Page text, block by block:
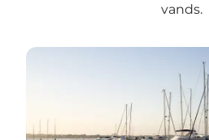
vands.
Overnat på vandet